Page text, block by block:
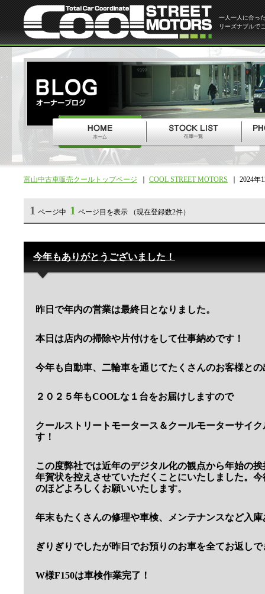
一人一人に合っ
リーズナブルで
富山中古車販売クールトップページ COOL STREET MOTORS 2024年
1 ページ中 1 ページ目を表示 （現在登録数2件）
今年もありがとうございました！
昨日で年内の営業は最終日となりました。
本日は店内の掃除や片付けをして仕事納めです！
今年も自動車、二輪車を通じてたくさんのお客様と
２０２５年もCOOLな１台をお届けしますので
クールストリートモータース＆クールモーターサイ
す！
この度弊社では近年のデジタル化の観点から年始の
年賀状を控えさせていただくことにいたしました。
のほどよろしくお願いいたします。
年末もたくさんの修理や車検、メンテナンスなど入
ぎりぎりでしたが昨日でお預りのお車を全てお返し
W様F150は車検作業完了！